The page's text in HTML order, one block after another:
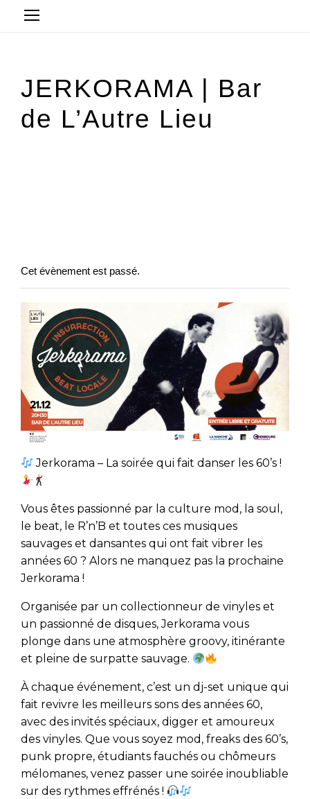
JERKORAMA | Bar
de L’Autre Lieu
Cet évènement est passé.
Jerkorama – La soirée qui fait danser les 60’s !
Vous êtes passionné par la culture mod, la soul,
le beat, le R’n’B et toutes ces musiques
sauvages et dansantes qui ont fait vibrer les
années 60 ? Alors ne manquez pas la prochaine
Jerkorama !
Organisée par un collectionneur de vinyles et
un passionné de disques, Jerkorama vous
plonge dans une atmosphère groovy, itinérante
et pleine de surpatte sauvage.
À chaque événement, c’est un dj-set unique qui
fait revivre les meilleurs sons des années 60,
avec des invités spéciaux, digger et amoureux
des vinyles. Que vous soyez mod, freaks des 60’s,
punk propre, étudiants fauchés ou chômeurs
mélomanes, venez passer une soirée inoubliable
sur des rythmes effrénés !